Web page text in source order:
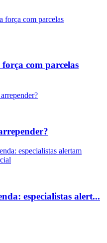
com parcelas
especialistas alert...